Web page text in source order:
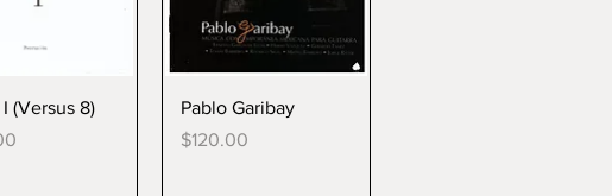
rápida
(Versus 8)
Vista rápida
Pablo Garibay
Precio
$120.00